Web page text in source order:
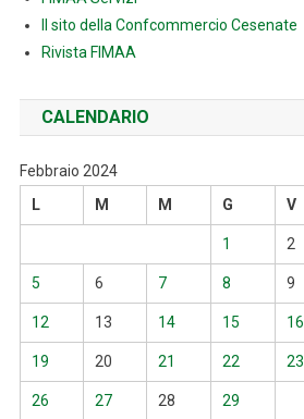
Il sito della Confcommercio Cesenate
Rivista FIMAA
CALENDARIO
Febbraio 2024
L
M M G V
1 2
5 6 7 8 9
12 13 14 15 16
19 20 21 22 23
26 27 28 29